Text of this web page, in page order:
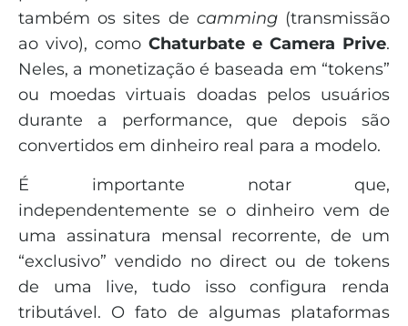
também os sites de camming(transmissão
ao vivo), como Chaturbate e Camera Prive.
Neles, a monetização é baseada em “tokens”
ou moedas virtuais doadas pelos usuários
durante a performance, que depois são
convertidos em dinheiro real para a modelo.
É importante notar que,
independentemente se o dinheiro vem de
uma assinatura mensal recorrente, de um
“exclusivo” vendido no direct ou de tokens
de uma live, tudo isso configura renda
tributável. O fato de algumas plataformas